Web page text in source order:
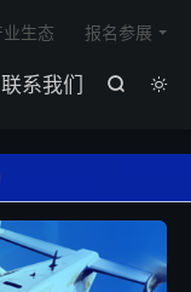


联系我们
生态 报名参展